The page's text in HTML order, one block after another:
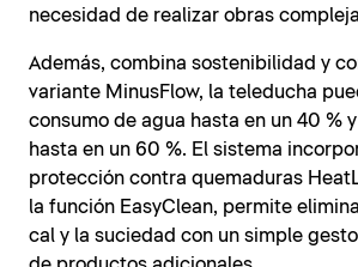
necesidad de realizar obras
Además, combina sostenibilidad y
variante MinusFlow, la teleducha
consumo de agua hasta en un 40 %
hasta en un 60 %. El sistema
protección contra quemaduras
la función EasyClean, permite
cal y la suciedad con un simple